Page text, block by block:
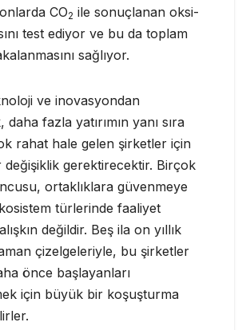
CO2 ile sonuçlanan oksi-
test ediyor ve bu da toplam
sağlıyor.
ve inovasyondan
fazla yatırımın yanı sıra
rahat hale gelen şirketler için
değişiklik gerektirecektir. Birçok
ortaklıklara güvenmeye
türlerinde faaliyet
değildir. Beş ila on yıllık
çizelgeleriyle, bu şirketler
önce başlayanları
için büyük bir koşuşturma